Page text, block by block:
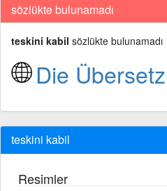
sözlükte bulunamadı
teskini kabil sözlükte bulunamadı
Die
teskini kabil
Resimler